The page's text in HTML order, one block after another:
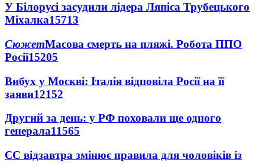
У Білорусі засудили лідера Ляпіса Трубецького
Міхалка15713
СюжетМасова смерть на пляжі. Робота ППО
Росії15205
Вибух у Москві: Італія відповіла Росії на її
заяви12152
Другий за день: у РФ поховали ще одного
генерала11565
ЄС відзавтра змінює правила для чоловіків із